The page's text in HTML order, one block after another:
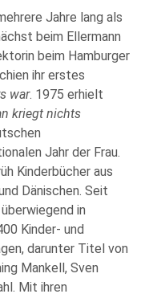
Jahre lang als
beim Ellermann
beim Hamburger
ihr erstes
war. 1975 erhielt
kriegt nichts
Jahr der Frau.
Kinderbücher aus
Dänischen. Seit
in
Kinder- und
darunter Titel von
Mankell, Sven
Mit ihren